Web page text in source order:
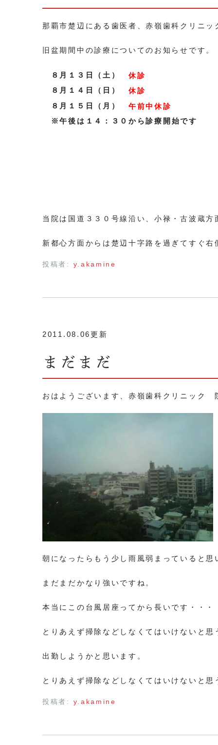
那覇市楚辺にある歯医者、赤嶺歯科クリニ
旧盆期間中の診療についてのお知らせです。
８月１３日（土）休診
８月１４日（日） 休診
８月１５日（月） 午前中休診
※午後は１４：３０から診療開始です
当院は国道３３０号線沿い、小禄・古波蔵方
新都心方面からは楚辺十字路を過ぎてすぐ右
投稿者: y.akamine
2011.08.06更新
まだまだ
おはようございます、赤嶺歯科クリニック
朝になったらもう少し雨風弱まっていると思
まだまだかなり強いですね。
本当にこの台風居座ってから長いです・・・
とりあえず掃除などしなくてはいけないと思
出勤しようかと思います。
とりあえず掃除などしなくてはいけないと思
投稿者: y.akamine